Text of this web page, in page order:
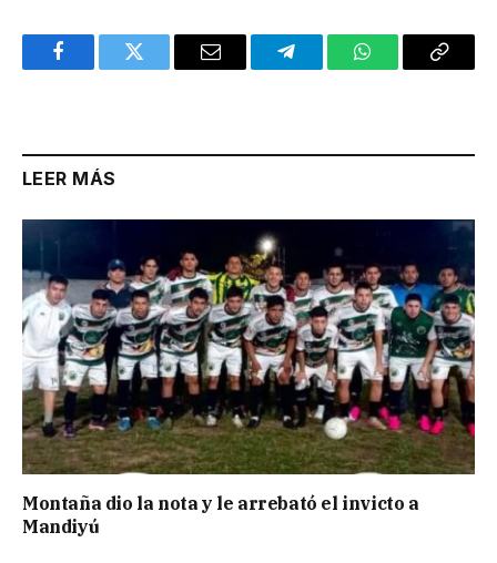
FacebookTwitter Email TelegramWhatsAppCopy
LEER MÁS
Montaña dio la nota y le arrebató el invicto a
Mandiyú